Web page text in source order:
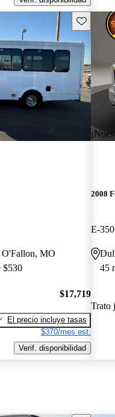
Guarda
O'Fallon, MO
$530
$17,719
El precio incluye tasas
$370/mes est.
Verif. disponibilidad
2008
E-
45
Trato